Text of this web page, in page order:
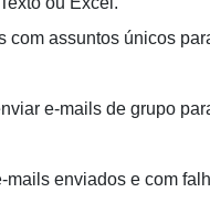
assuntos únicos
e-mails de grupo
mails enviados e com